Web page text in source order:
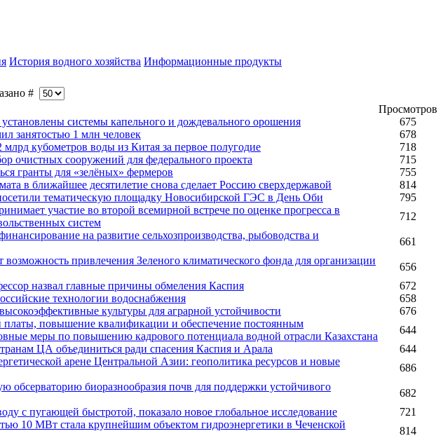
История водного хозяйства Информационные продукты
#
Просмотров
системы капельного и дождевального орошения
675
занятостью 1 млн человек
678
млрд кубометров воды из Китая за первое полугодие
718
очистных сооружений для федерального проекта
715
гранты для «зелёных» фермеров
755
в ближайшее десятилетие снова сделает Россию сверхдержавой
814
тематическую площадку Новосибирской ГЭС в День Оби
795
участие во второй всемирной встрече по оценке прогресса в
систем
712
на развитие сельхозпроизводства, рыбоводства и
661
возможность привлечения Зеленого климатического фонда для организации
656
назвал главные причины обмеления Каспия
672
технологии водоснабжения
658
культуры для аграрной устойчивости
676
платы, повышение квалификации и обеспечение постоянным
меры по повышению кадрового потенциала водной отрасли Казахстана
644
ЦА объединиться ради спасения Каспия и Арала
644
арене Центральной Азии: геополитика ресурсов и новые
686
обсерваторию биоразнообразия почв для поддержки устойчивого
682
с пугающей быстротой, показало новое глобальное исследование
721
10 МВт стала крупнейшим объектом гидроэнергетики в Чеченской
814